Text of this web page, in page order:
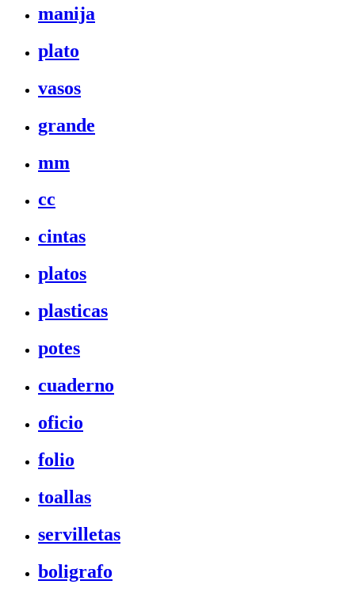
manija
plato
vasos
grande
mm
cc
cintas
platos
plasticas
potes
cuaderno
oficio
folio
toallas
servilletas
boligrafo